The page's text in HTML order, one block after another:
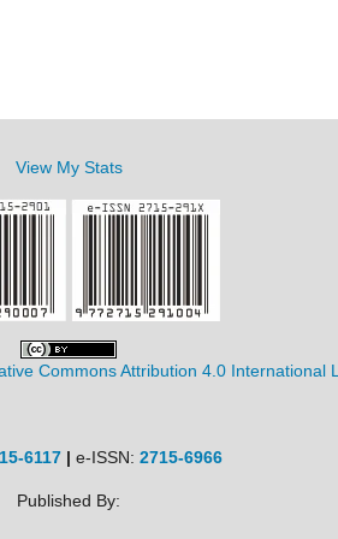
View My Stats
Commons Attribution 4.0 International
6117| e-ISSN: 2715-6966
Published By: